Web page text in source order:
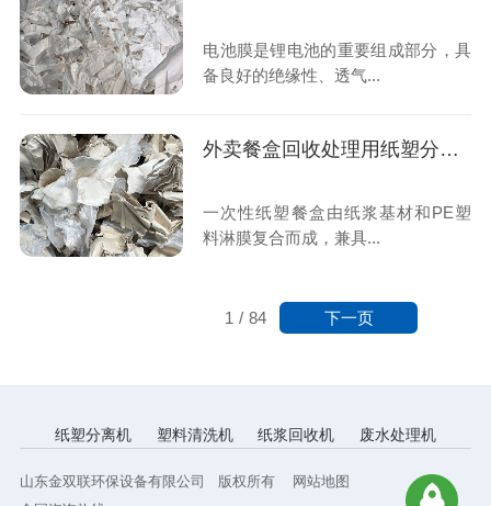
电池膜是锂电池的重要组成部分，具
备良好的绝缘性、透气...
外卖餐盒回收处理用纸塑分离机
一次性纸塑餐盒由纸浆基材和PE塑
料淋膜复合而成，兼具...
1 / 84 下一页
纸塑分离机 塑料清洗机 纸浆回收机 废水处理机
山东金双联环保设备有限公司 版权所有 网站地图